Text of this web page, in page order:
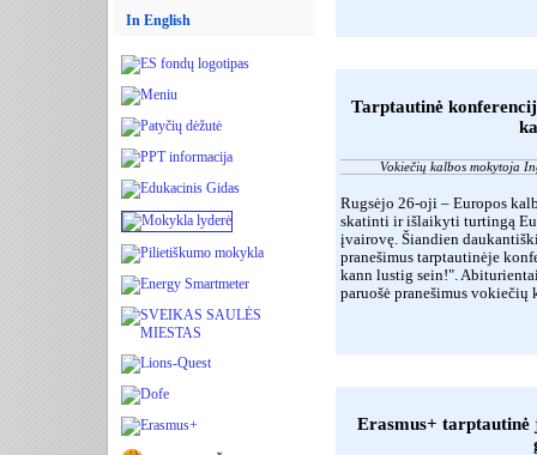
In English
Tarptautinė
Vokiečių kalbos mokytoja
Rugsėjo 26-oji – Europos
skatinti ir išlaikyti turtingą
įvairovę. Šiandien
pranešimus tarptautinėje
kann lustig sein!".
paruošė pranešimus vokiečių
Erasmus+